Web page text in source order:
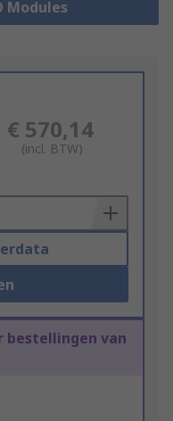
Modules
€ 570,14
(incl. BTW)
bestellingen van